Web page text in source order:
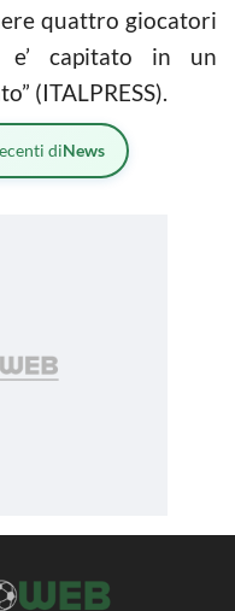
quattro giocatori
capitato in un
(ITALPRESS).
diNews